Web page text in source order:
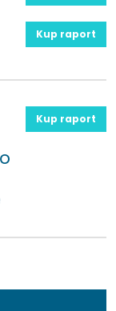
Kup raport
Kup raport